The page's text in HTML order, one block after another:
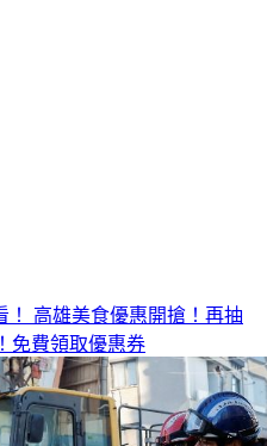
！ 高雄美食優惠開搶！再抽
免費領取優惠券